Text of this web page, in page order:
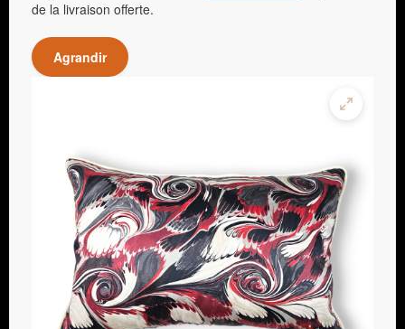
de la livraison offerte.
Agrandir